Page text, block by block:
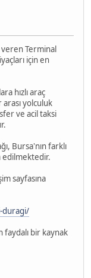
Terminal
için en
hızlı araç
yolculuk
ve acil taksi
Bursa'nın farklı
edilmektedir.
sayfasına
duragi/
faydalı bir kaynak